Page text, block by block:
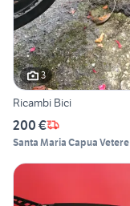
3
Ricambi Bici
200 €
Santa Maria Capua Vetere